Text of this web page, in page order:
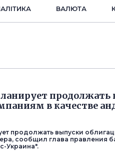
ВАЛЮТА
продолжать
в качестве
продолжать выпуски
сообщил глава правления
Украина".